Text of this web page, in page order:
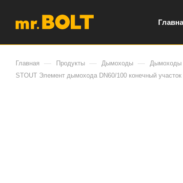
Главная — Продукты — Дымоходы — Дымоходы
STOUT Элемент дымохода DN60/100 конечный